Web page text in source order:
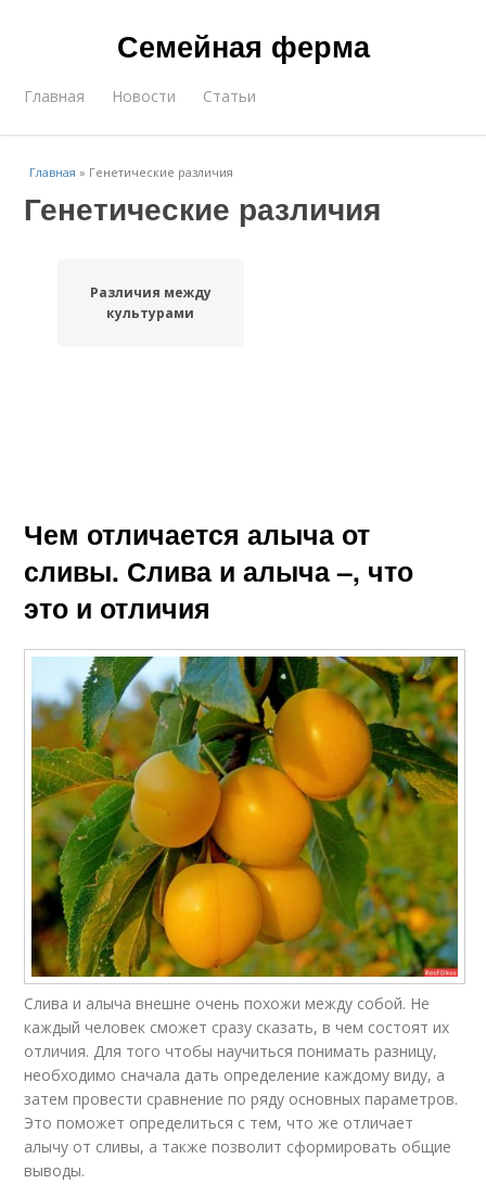
Семейная ферма
Главная Новости Статьи
Главная » Генетические различия
Генетические различия
Различия между
культурами
Чем отличается алыча от
сливы. Слива и алыча –, что
это и отличия
Слива и алыча внешне очень похожи между собой. Не
каждый человек сможет сразу сказать, в чем состоят их
отличия. Для того чтобы научиться понимать разницу,
необходимо сначала дать определение каждому виду, а
затем провести сравнение по ряду основных параметров.
Это поможет определиться с тем, что же отличает
алычу от сливы, а также позволит сформировать общие
выводы.